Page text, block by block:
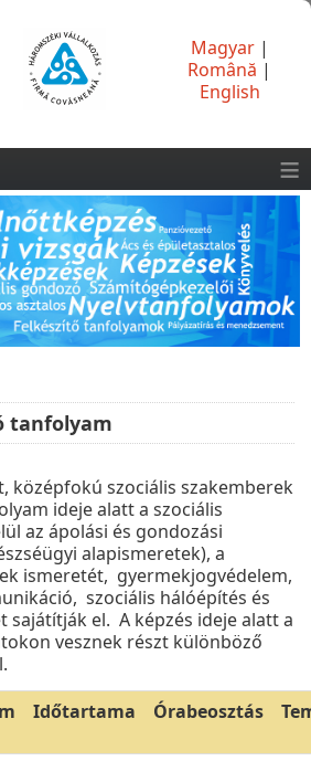
Magyar|
Română |
English
≡
tanfolyam
középfokú szociális szakemberek
ideje alatt a szociális
az ápolási és gondozási
alapismeretek), a
ismeretét, gyermekjogvédelem,
szociális hálóépítés és
sajátítják el. A képzés ideje alatt a
vesznek részt különböző
Időtartama Órabeosztás